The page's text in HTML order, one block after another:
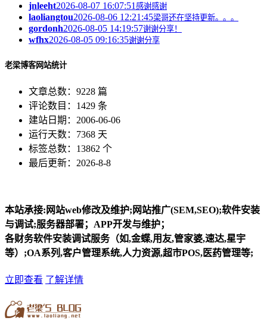
jnleeht2026-08-07 16:07:51 感谢感谢
laoliangtou2026-08-06 12:21:45梁哥还在坚持更新。。。
gordonh2026-08-05 14:19:57谢谢分享！
wfhx2026-08-05 09:16:35谢谢分享
老梁博客网站统计
文章总数：9228 篇
评论数目：1429 条
建站日期：2006-06-06
运行天数：7368 天
标签总数：13862 个
最后更新：2026-8-8
本站承接:网站web修改及维护;网站推广(SEM,SEO);软件安装
与调试;服务器部署；APP开发与维护；
各财务软件安装调试服务（如,金蝶,用友,管家婆,速达,星宇
等）;OA系列,客户管理系统,人力资源,超市POS,医药管理等;
立即查看 了解详情